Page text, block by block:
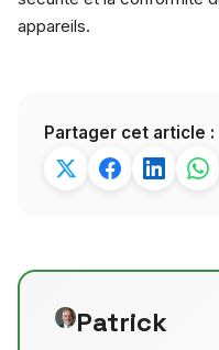
appareils.
Partager cet article :
Patrick